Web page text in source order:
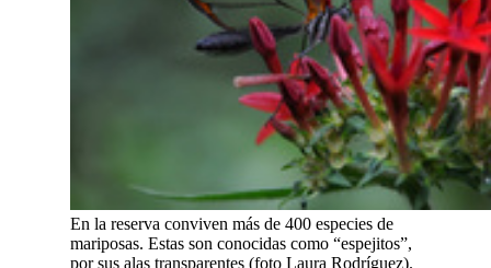
En la reserva conviven más de 400 especies de
mariposas. Estas son conocidas como “espejitos”,
por sus alas transparentes (foto Laura Rodríguez).